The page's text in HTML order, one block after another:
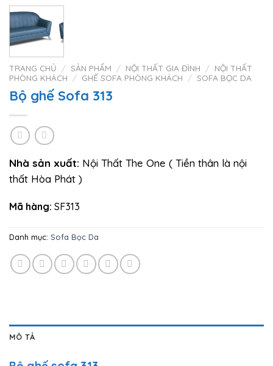
TRANG CHỦ / SẢN PHẨM / NỘI THẤT GIA ĐÌNH / NỘI THẤT
PHÒNG KHÁCH / GHẾ SOFA PHÒNG KHÁCH / SOFA BỌC DA
Bộ ghế Sofa 313
Nhà sản xuất: Nội Thất The One ( Tiền thân là nội
thất Hòa Phát )
Mã hàng: SF313
Danh mục: Sofa Bọc Da
MÔ TẢ